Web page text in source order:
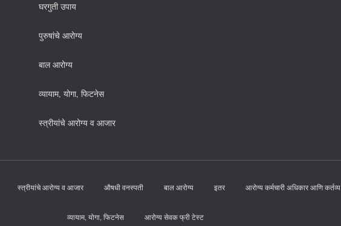
घरगुती उपाय
पुरुषांचे आरोग्य
बाल आरोग्य
व्यायाम, योगा, फिटनेस
स्त्रीयांचे आरोग्य व आजार
स्त्रीयांचे आरोग्य व आजार औषधी वनस्पती बाल आरोग्य इतर आरोग्य कर्मचारी अधिकार आणि कर्तव्य
व्यायाम, योगा, फिटनेस आरोग्य सेवक फ्री टेस्ट